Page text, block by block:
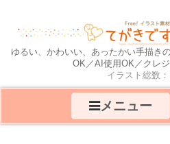
ゆるい、かわいい、あったかい手描き
OK／AI使用OK／クレ
イラスト総数
メニュー